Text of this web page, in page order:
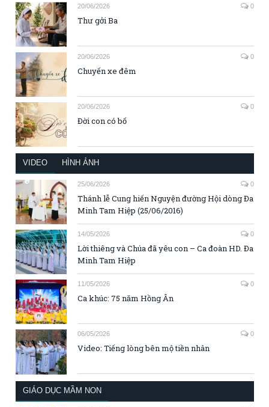
20/06/2026 0
Thư gởi Ba
20/06/2026 0
Chuyến xe đêm
20/06/2026 0
Đời con có bố
VIDEO HÌNH ẢNH
25/06/2026 0
Thánh lễ Cung hiến Nguyện đường Hội dòng Đa
Minh Tam Hiệp (25/06/2016)
14/05/2026 0
Lời thiêng và Chúa đã yêu con – Ca đoàn HD. Đa
Minh Tam Hiệp
11/05/2026 0
Ca khúc: 75 năm Hồng Ân
06/05/2026 0
Video: Tiếng lòng bên mộ tiền nhân
GIÁO DỤC MẦM NON